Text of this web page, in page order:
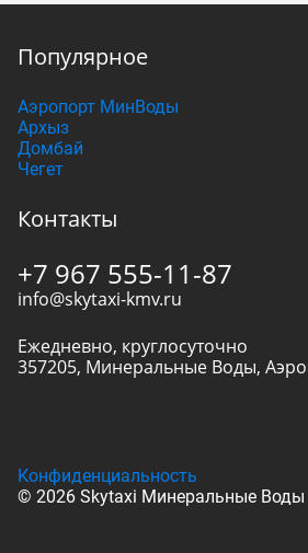
Популярное
Аэропорт МинВоды
Архыз
Домбай
Чегет
Контакты
+7 967 555-11-87
info@skytaxi-kmv.ru
Ежедневно, круглосуточно
357205, Минеральные Воды,
© 2026 Skytaxi Минеральные Воды
Конфиденциальность